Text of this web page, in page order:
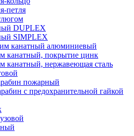
петля
DUPLEX
SIMPLEX
канатный алюминиевый
канатный, покрытие цинк
канатный, нержавеющая сталь
пожарный
с предохранительной гайкой